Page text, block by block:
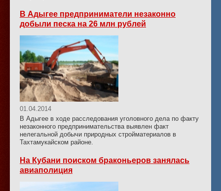
В Адыгее предприниматели незаконно
добыли песка на 26 млн рублей
01.04.2014
В Адыгее в ходе расследования уголовного дела по факту
незаконного предпринимательства выявлен факт
нелегальной добычи природных стройматериалов в
Тахтамукайском районе.
На Кубани поиском браконьеров занялась
авиаполиция